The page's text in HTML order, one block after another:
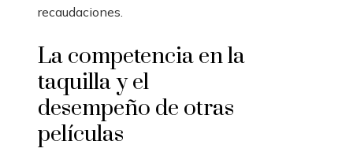
recaudaciones.
La competencia en la
taquilla y el
desempeño de otras
películas